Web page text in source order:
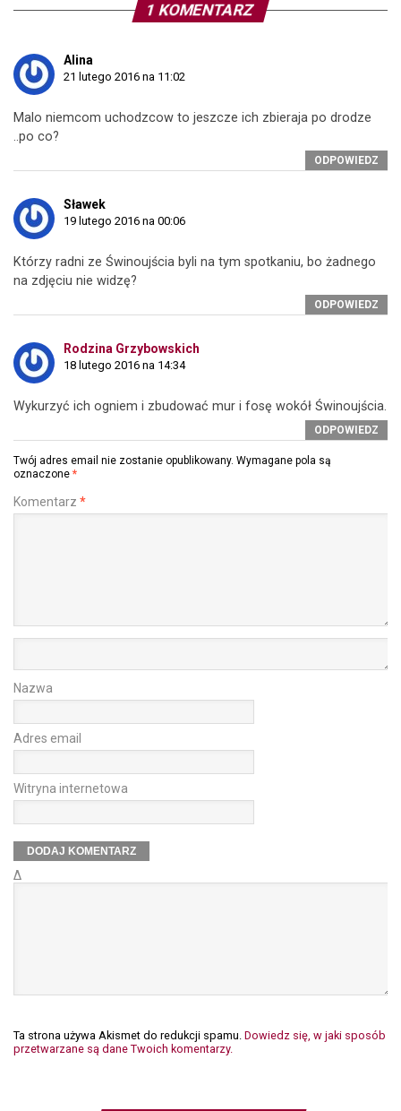
1 KOMENTARZ
Alina
21 lutego 2016 na 11:02
Malo niemcom uchodzcow to jeszcze ich zbieraja po drodze
..po co?
ODPOWIEDZ
Sławek
19 lutego 2016 na 00:06
Którzy radni ze Świnoujścia byli na tym spotkaniu, bo żadnego
na zdjęciu nie widzę?
ODPOWIEDZ
Rodzina Grzybowskich
18 lutego 2016 na 14:34
Wykurzyć ich ogniem i zbudować mur i fosę wokół Świnoujścia.
ODPOWIEDZ
Twój adres email nie zostanie opublikowany. Wymagane pola są
oznaczone *
Komentarz *
Nazwa
Adres email
Witryna internetowa
Δ
Ta strona używa Akismet do redukcji spamu. Dowiedz się, w jaki sposób
przetwarzane są dane Twoich komentarzy.